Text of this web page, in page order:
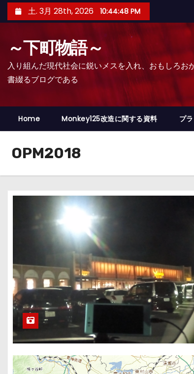
ン
プ
土. 3月 28th, 2026 10:44:49 PM
～下町物語～
入り組んだ現代社会に鋭いメスを入れ、おもしろお
書綴るブログである
Home Monkey125改造に関する資料 プ
OPM2018